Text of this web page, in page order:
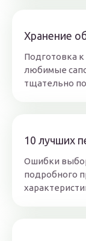
Хранение
Подготовка
любимые
тщательно
10 лучших
Ошибки
подробного